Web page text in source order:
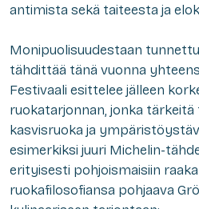
antimista sekä taiteesta ja
Monipuolisuudestaan
tähdittää tänä vuonna
Festivaali esittelee jälleen
ruokatarjonnan, jonka tärkeitä
kasvisruoka ja
esimerkiksi juuri Michelin-
erityisesti pohjoismaisiin
ruokafilosofiansa pohjaava